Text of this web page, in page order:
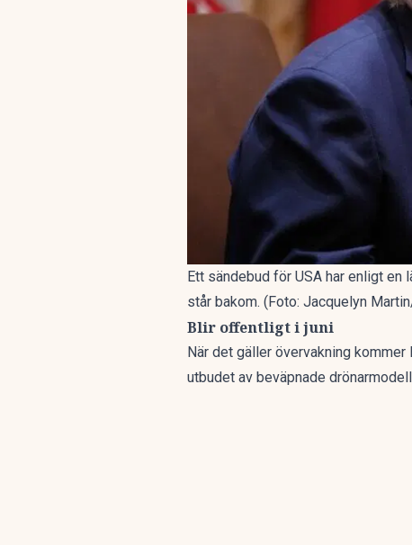
Ett sändebud för USA har enligt
står bakom. (Foto: Jacquelyn
Blir offentligt i juni
När det gäller övervakning
utbudet av beväpnade